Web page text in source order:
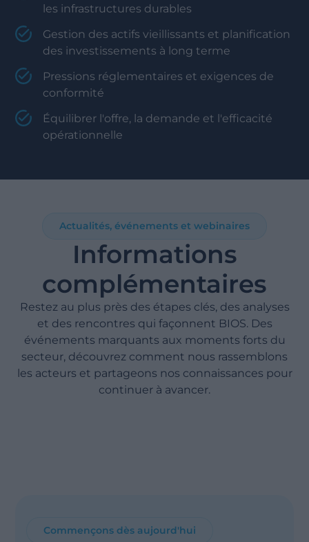
les infrastructures durables
Gestion des actifs vieillissants et planification
des investissements à long terme
Pressions réglementaires et exigences de
conformité
Équilibrer l'offre, la demande et l'efficacité
opérationnelle
Actualités, événements et webinaires
Informations
complémentaires
Restez au plus près des étapes clés, des analyses
et des rencontres qui façonnent BIOS. Des
événements marquants aux moments forts du
secteur, découvrez comment nous rassemblons
les acteurs et partageons nos connaissances pour
continuer à avancer.
Commençons dès aujourd'hui